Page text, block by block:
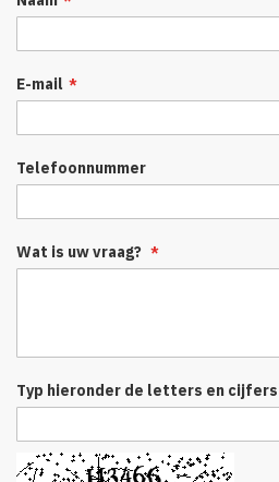
E-mail
Telefoonnummer
Wat is uw vraag?
Typ hieronder de letters en cijfers